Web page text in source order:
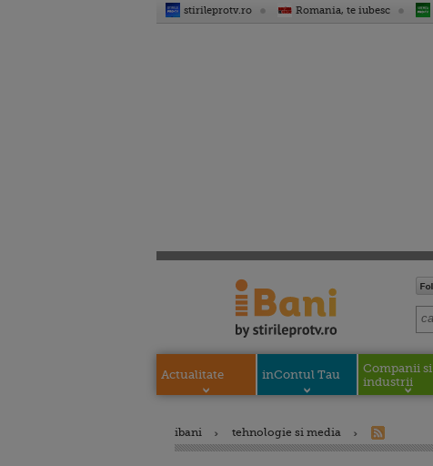
stirileprotv.ro Romania, te iubesc
Actualitate inContul Tau
Companii si
industrii
ibani tehnologie si media